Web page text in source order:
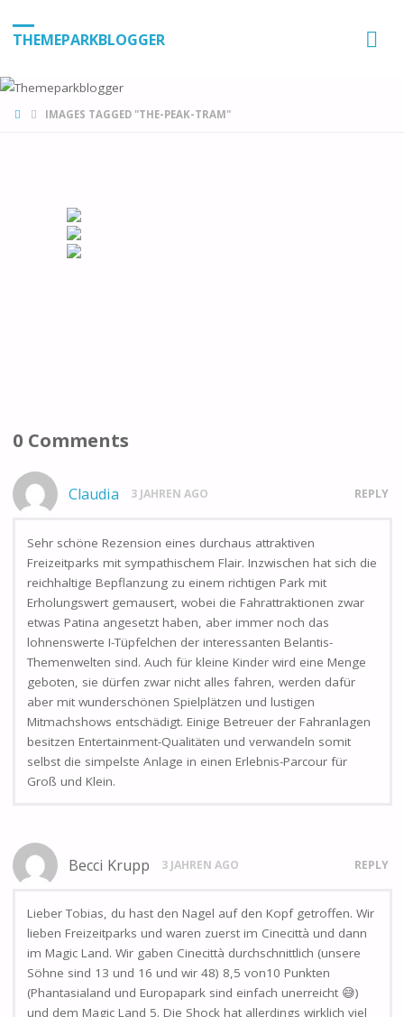
THEMEPARKBLOGGER
HOMEIMAGES TAGGED "THE-PEAK-TRAM"
0 Comments
Claudia 3 JAHREN AGO REPLY
Sehr schöne Rezension eines durchaus attraktiven
Freizeitparks mit sympathischem Flair. Inzwischen hat sich die
reichhaltige Bepflanzung zu einem richtigen Park mit
Erholungswert gemausert, wobei die Fahrattraktionen zwar
etwas Patina angesetzt haben, aber immer noch das
lohnenswerte I-Tüpfelchen der interessanten Belantis-
Themenwelten sind. Auch für kleine Kinder wird eine Menge
geboten, sie dürfen zwar nicht alles fahren, werden dafür
aber mit wunderschönen Spielplätzen und lustigen
Mitmachshows entschädigt. Einige Betreuer der Fahranlagen
besitzen Entertainment-Qualitäten und verwandeln somit
selbst die simpelste Anlage in einen Erlebnis-Parcour für
Groß und Klein.
Becci Krupp 3 JAHREN AGO REPLY
Lieber Tobias, du hast den Nagel auf den Kopf getroffen. Wir
lieben Freizeitparks und waren zuerst im Cinecittà und dann
im Magic Land. Wir gaben Cinecittà durchschnittlich (unsere
Söhne sind 13 und 16 und wir 48) 8,5 von10 Punkten
(Phantasialand und Europapark sind einfach unerreicht 😅)
und dem Magic Land 5. Die Shock hat allerdings wirklich viel